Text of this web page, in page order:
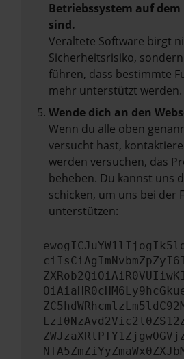
Betriebssystem auf
sind.
Veraltete Software birgt
Sicherheitsrisiko,
führen, dass bestimmte
mehr unterstützt werden.
Wende dich an den
Wenn du alle oben
versucht hast,
werden versuchen, das
beheben. Du kannst uns
schicken, um uns bei der
unterstützen: